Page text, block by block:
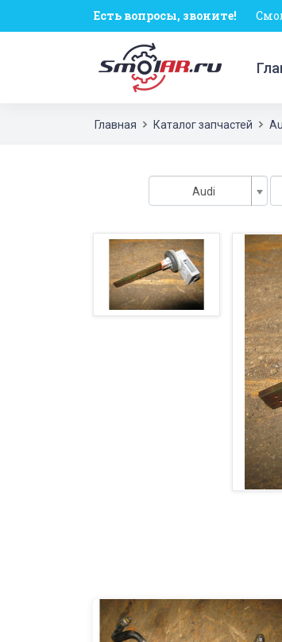
Есть вопросы, звоните!
Главная Каталог запчастей
Audi